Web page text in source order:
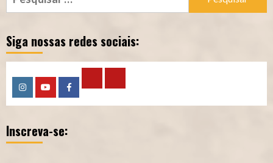
por:
Siga nossas redes sociais:
InstagramYouTubeFacebook
Calculadora
–
Calculadora
–
Inscreva-se: